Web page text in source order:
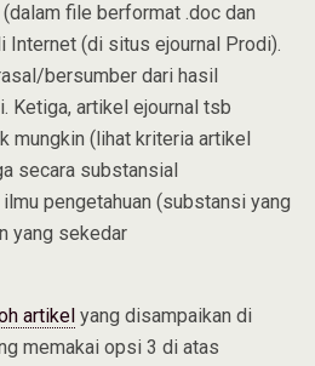
file berformat .doc dan
Internet (di situs ejournal Prodi).
bersumber dari hasil
Ketiga, artikel ejournal tsb
mungkin (lihat kriteria artikel
secara substansial
pengetahuan (substansi yang
yang sekedar
artikel yang disampaikan di
memakai opsi 3 di atas